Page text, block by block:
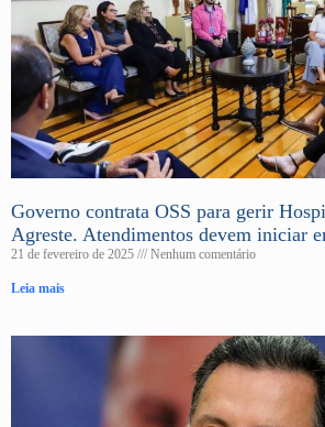
Governo contrata OSS para gerir
Agreste. Atendimentos devem iniciar
21 de fevereiro de 2025 Nenhum comentário
Leia mais